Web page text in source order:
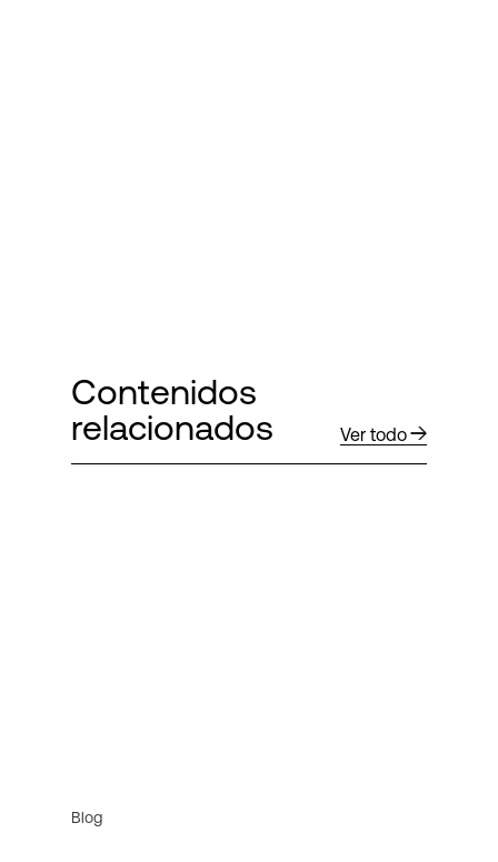
Contenidos
relacionados
Ver todo
Blog